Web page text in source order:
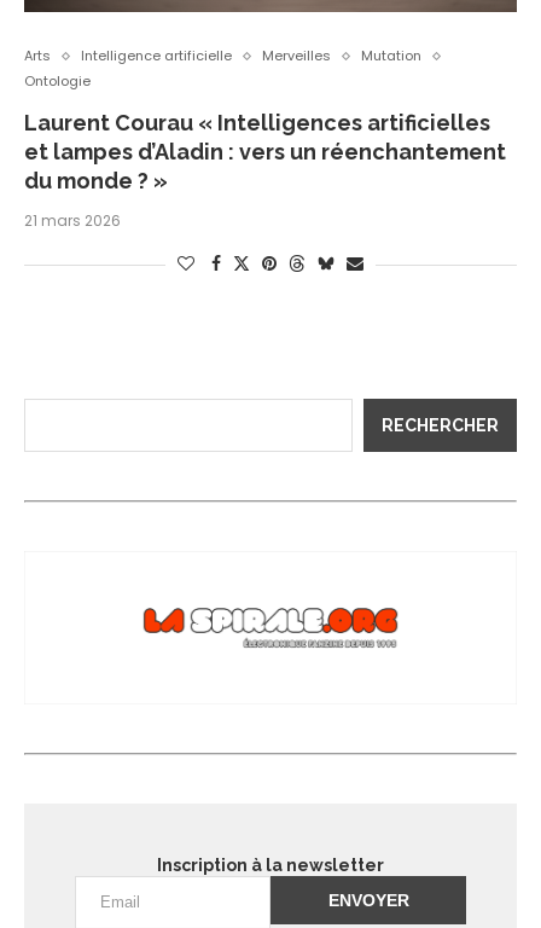
Arts Intelligence artificielle Merveilles
Mutation
Ontologie
Laurent Courau « Intelligences artificielles
et lampes d’Aladin : vers un réenchantement
du monde ? »
21 mars 2026
RECHERCHER
Inscription à la newsletter